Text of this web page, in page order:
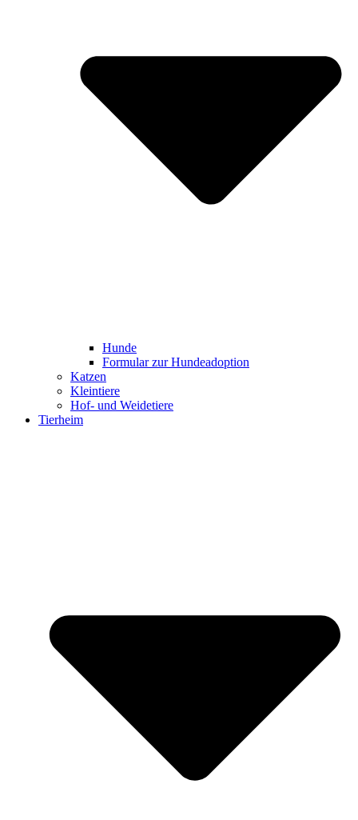
Hunde
Formular zur Hundeadoption
Katzen
Kleintiere
Hof- und Weidetiere
Tierheim